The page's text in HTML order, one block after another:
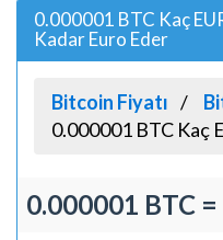
0.000001 BTC Kaç
Kadar Euro Eder
Bitcoin Fiyatı
0.000001 BTC Kaç
0.000001 BTC =